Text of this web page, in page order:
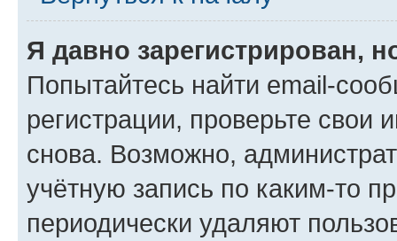
Я давно зарегистрирован,
Попытайтесь найти email-
регистрации, проверьте свои
снова. Возможно,
учётную запись по каким-то
периодически удаляют